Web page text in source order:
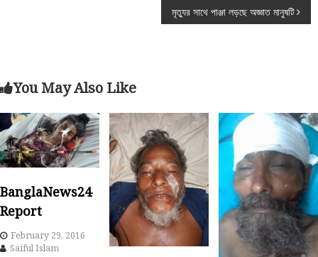
t
n
a
v
i
g
মৃত্যুর সাথে পাঞ্জা লড়ছে অজ্ঞাত মানুষটি
You May Also Like
BanglaNews24
Report
February 29, 2016
Saiful Islam